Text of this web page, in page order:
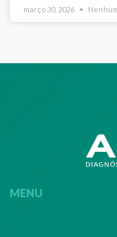
março 30, 2026
MENU